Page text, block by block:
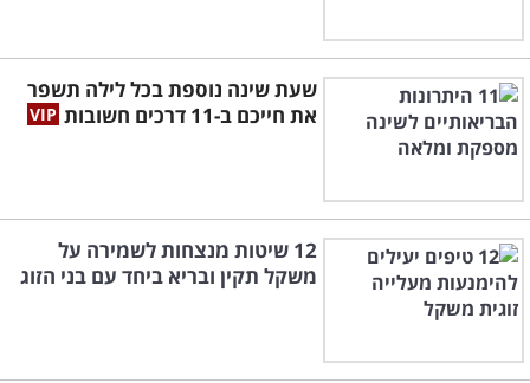
שעת שינה נוספת בכל לילה תשפר
את חייכם ב-11 דרכים חשובות
12 שיטות מנצחות לשמירה על
משקל תקין ובריא ביחד עם בני הזוג